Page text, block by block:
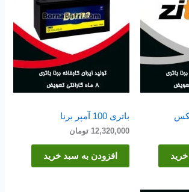
باتری 100 آمپر برنا
12,320,000 تومان
افزودن به سبد خرید